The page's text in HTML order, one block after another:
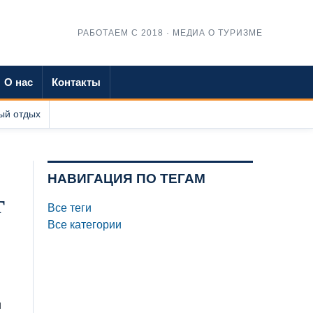
РАБОТАЕМ С 2018 · МЕДИА О ТУРИЗМЕ
О нас Контакты
отдых
НАВИГАЦИЯ ПО ТЕГАМ
Все теги
Все категории